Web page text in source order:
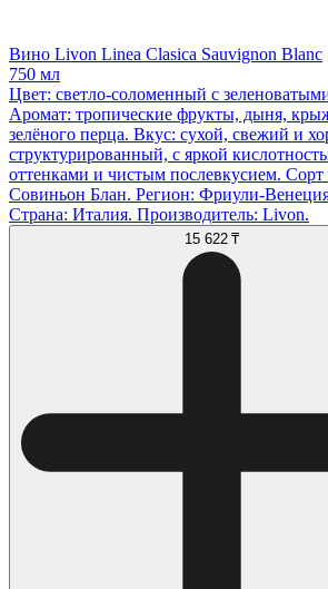
Вино Livon Linea Clasica Sauvignon Blanc
750 мл
Цвет: светло-соломенный с
Аромат: тропические фрукты, дыня,
зелёного перца. Вкус: сухой, свежий и
структурированный, с яркой
оттенками и чистым послевкусием. Сорт
Совиньон Блан. Регион: Фриули-
Страна: Италия. Производитель: Livon.
15 622 ₸